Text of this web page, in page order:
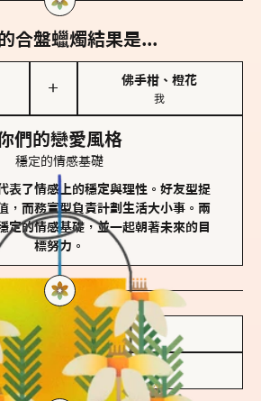
合盤蠟燭結果是...
＋
佛手柑、橙花
我
們的戀愛風格
穩定的情感基礎
表了情感上的穩定與理性。好友型提
，而務實型負責計劃生活大小事。兩
定的情感基礎，並一起朝著未來的目
標努力。
儲存我的結果圖
查看香氛類型全解析 >>>